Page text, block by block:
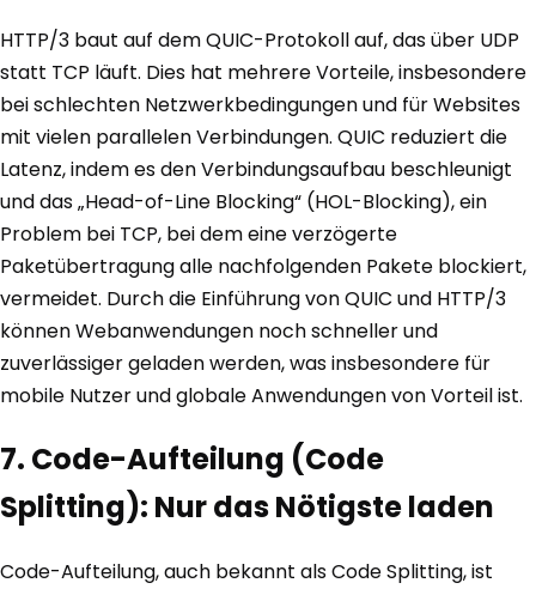
HTTP/3 baut auf dem QUIC-Protokoll auf, das über UDP
statt TCP läuft. Dies hat mehrere Vorteile, insbesondere
bei schlechten Netzwerkbedingungen und für Websites
mit vielen parallelen Verbindungen. QUIC reduziert die
Latenz, indem es den Verbindungsaufbau beschleunigt
und das „Head-of-Line Blocking“ (HOL-Blocking), ein
Problem bei TCP, bei dem eine verzögerte
Paketübertragung alle nachfolgenden Pakete blockiert,
vermeidet. Durch die Einführung von QUIC und HTTP/3
können Webanwendungen noch schneller und
zuverlässiger geladen werden, was insbesondere für
mobile Nutzer und globale Anwendungen von Vorteil ist.
7. Code-Aufteilung (Code
Splitting): Nur das Nötigste laden
Code-Aufteilung, auch bekannt als Code Splitting, ist